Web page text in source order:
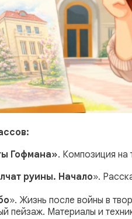
Гофмана». Композиция на
руины. Начало».
». Жизнь после войны в
пейзаж. Материалы и